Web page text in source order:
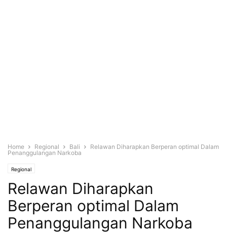
Home Regional Bali
Relawan Diharapkan Berperan optimal Dalam
Penanggulangan Narkoba
Regional
Relawan Diharapkan
Berperan optimal Dalam
Penanggulangan Narkoba